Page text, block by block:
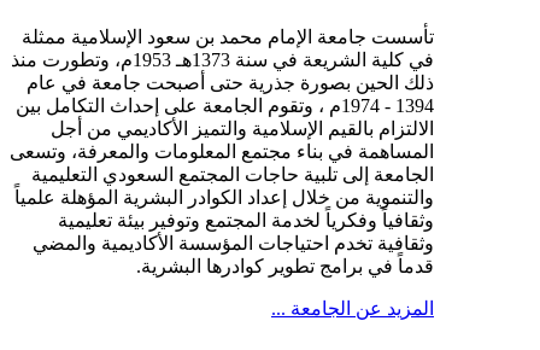
تأسست جامعة الإمام محمد بن سعود الإسلامية ممثلة
في كلية الشريعة في سنة 1373هـ 1953م، وتطورت منذ
ذلك الحين بصورة جذرية حتى أصبحت جامعة في عام
1394 - 1974م ، وتقوم الجامعة على إحداث التكامل بين
الالتزام بالقيم الإسلامية والتميز الأكاديمي من أجل
المساهمة في بناء مجتمع المعلومات والمعرفة، وتسعى
الجامعة إلى تلبية حاجات المجتمع السعودي التعليمية
والتنموية من خلال إعداد الكوادر البشرية المؤهلة علمياً
وثقافياً وفكرياً لخدمة المجتمع وتوفير بيئة تعليمية
وثقافية تخدم احتياجات المؤسسة الأكاديمية والمضي
قدماً في برامج تطوير كوادرها البشرية.
المزيد عن الجامعة ...